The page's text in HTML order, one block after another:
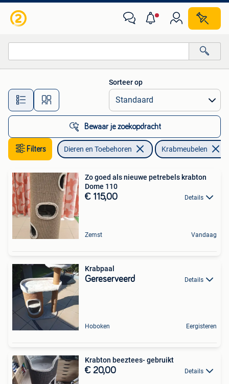
Alle afstanden…
Sorteer op
Bewaar je zoekopdracht
Filters Dieren en Toebehoren Krabmeubelen
Zo goed als nieuwe petrebels krabton
Dome 110
€ 115,00 Details
Zemst Vandaag
Krabpaal
Gereserveerd Details
Hoboken Eergisteren
Krabton beeztees- gebruikt
€ 20,00 Details